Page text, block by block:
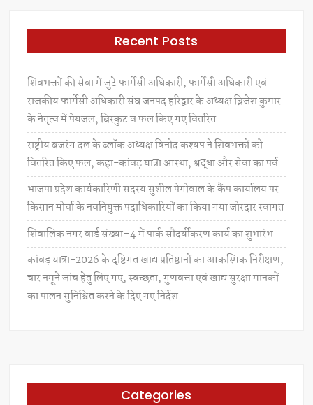
Recent Posts
शिवभक्तों की सेवा में जुटे फार्मेसी अधिकारी, फार्मेसी अधिकारी एवं
राजकीय फार्मेसी अधिकारी संघ जनपद हरिद्वार के अध्यक्ष ब्रिजेश कुमार
के नेतृत्व में पेयजल, बिस्कुट व फल किए गए वितरित
राष्ट्रीय बजरंग दल के ब्लॉक अध्यक्ष विनोद कश्यप ने शिवभक्तों को
वितरित किए फल, कहा-कांवड़ यात्रा आस्था, श्रद्धा और सेवा का पर्व
भाजपा प्रदेश कार्यकारिणी सदस्य सुशील पेगोवाल के कैंप कार्यालय पर
किसान मोर्चा के नवनियुक्त पदाधिकारियों का किया गया जोरदार स्वागत
शिवालिक नगर वार्ड संख्या–4 में पार्क सौंदर्यीकरण कार्य का शुभारंभ
कांवड़ यात्रा-2026 के दृष्टिगत खाद्य प्रतिष्ठानों का आकस्मिक निरीक्षण,
चार नमूने जांच हेतु लिए गए, स्वच्छता, गुणवत्ता एवं खाद्य सुरक्षा मानकों
का पालन सुनिश्चित करने के दिए गए निर्देश
Categories